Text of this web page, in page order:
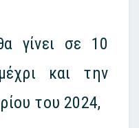
γίνει σε 10
και την
του 2024,